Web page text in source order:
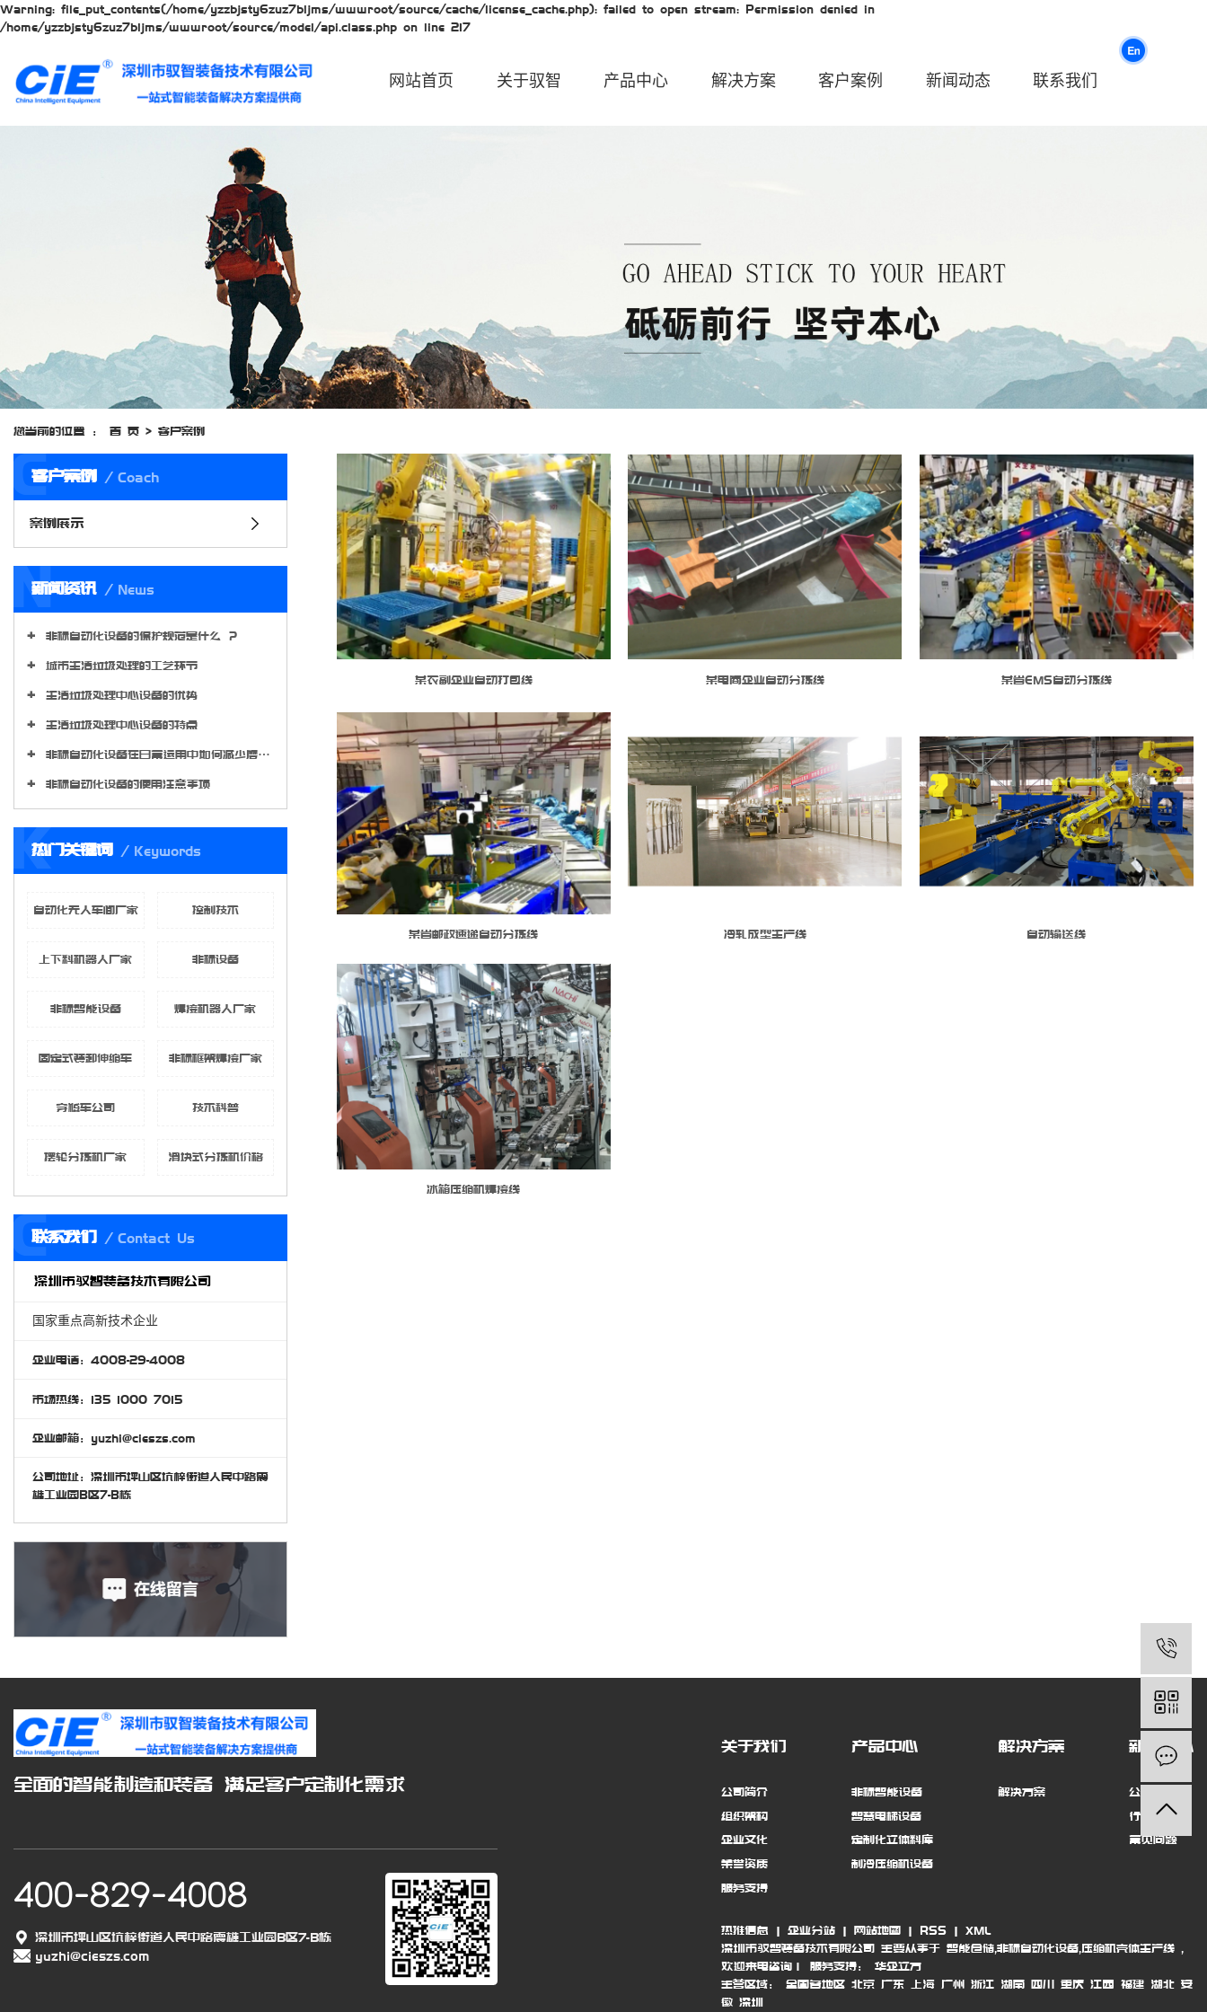
Warning: file_put_contents(/home/yzzbjsty6zuz7bljms/wwwroot/source/cache/license_cache.php): failed to open stream: Permission denied in
/home/yzzbjsty6zuz7bljms/wwwroot/source/model/api.class.php on line 217
网站首页 关于驭智 产品中心 解决方案 客户案例 新闻动态 联系我们
您当前的位置 ： 首 页 > 客户案例
客户案例 Coach
C
案例展示
新闻资讯 News
N
非标自动化设备的保护规范是什么 ？
城市生活垃圾处理的工艺环节
生活垃圾处理中心设备的优势
生活垃圾处理中心设备的特点
非标自动化设备在日常运用中如何减少磨损程度?
非标自动化设备的使用注意事项
热门关键词 Keywords
K
自动化无人车间厂家 控制技术
上下料机器人厂家 非标设备
非标智能设备 焊接机器人厂家
固定式装卸伸缩车 非标框架焊接厂家
穿梭车公司 技术科普
摆轮分拣机厂家 滑块式分拣机价格
联系我们 Contact Us
C
深圳市驭智装备技术有限公司
国家重点高新技术企业
企业电话：4008-29-4008
市场热线：135 1000 7015
企业邮箱：yuzhi@cieszs.com
公司地址：深圳市坪山区坑梓街道人民中路震
雄工业园B区7-B栋
某农副企业自动打包线 某电商企业自动分拣线 某省EMS自动分拣线
某省邮政速递自动分拣线 冷轧成型生产线 自动输送线
冰箱压缩机焊接线
全面的智能制造和装备 满足客户定制化需求
400-829-4008
深圳市坪山区坑梓街道人民中路震雄工业园B区7-B栋
yuzhi@cieszs.com
关于我们
公司简介
组织架构
企业文化
荣誉资质
服务支持
产品中心
非标智能设备
智慧电梯设备
定制化立体料库
制冷压缩机设备
解决方案
解决方案
新闻中心
公司新闻
行业动态
常见问题
热推信息 |企业分站 |网站地图 | RSS |XML
深圳市驭智装备技术有限公司 主要从事于智能仓储,非标自动化设备,压缩机壳体生产线 ,
欢迎来电咨询！服务支持：
华企立方
主营区域：全国各地区 北京 广东 上海 广州 浙江 湖南 四川 重庆 江西 福建 湖北 安
徽 深圳